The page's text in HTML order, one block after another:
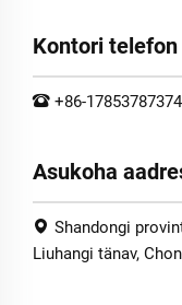
Kontori telefon
+86-17853787374
Asukoha
Shandongi
Liuhangi tänav,